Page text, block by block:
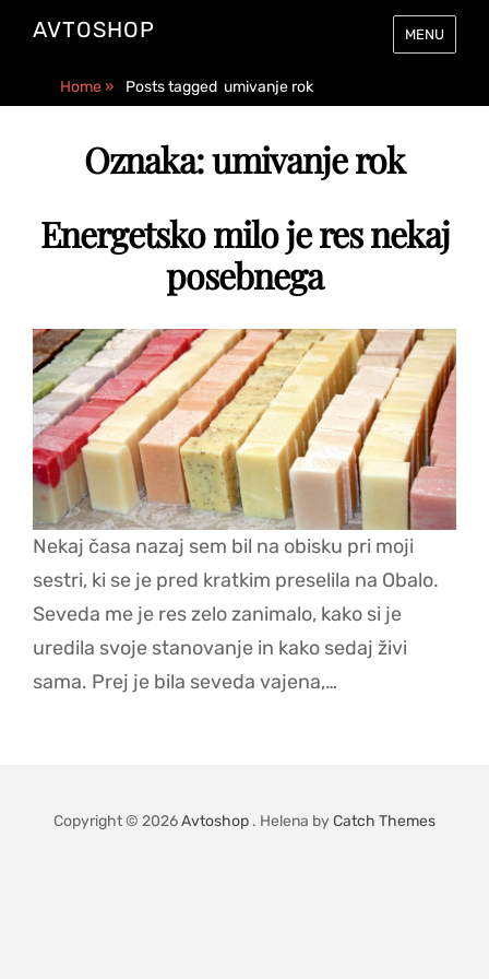
AVTOSHOP MENU
Home» Posts tagged umivanje rok
Oznaka:umivanje rok
Energetsko milo je res nekaj
posebnega
Nekaj časa nazaj sem bil na obisku pri moji
sestri, ki se je pred kratkim preselila na Obalo.
Seveda me je res zelo zanimalo, kako si je
uredila svoje stanovanje in kako sedaj živi
sama. Prej je bila seveda vajena,…
Copyright © 2026Avtoshop . Helena byCatch Themes